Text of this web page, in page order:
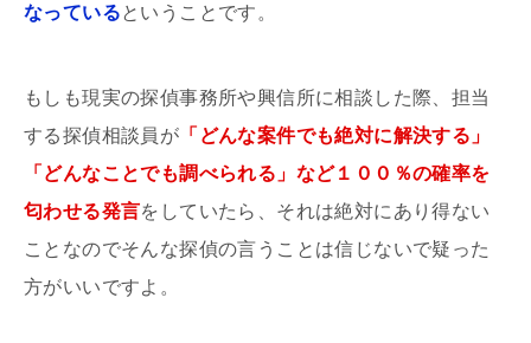
なっているということです。
もしも現実の探偵事務所や興信所に相談した際、担当
する探偵相談員が 「どんな案件でも絶対に解決する」
「どんなことでも調べられる」など１００％の確率を
匂わせる発言をしていたら、それは絶対にあり得ない
ことなのでそんな探偵の言うことは信じないで疑った
方がいいですよ。